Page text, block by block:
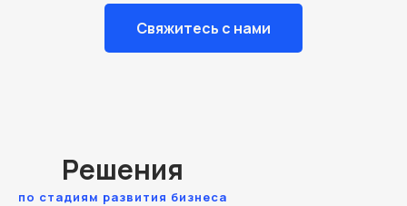
Свяжитесь с нами
Решения
по стадиям развития бизнеса